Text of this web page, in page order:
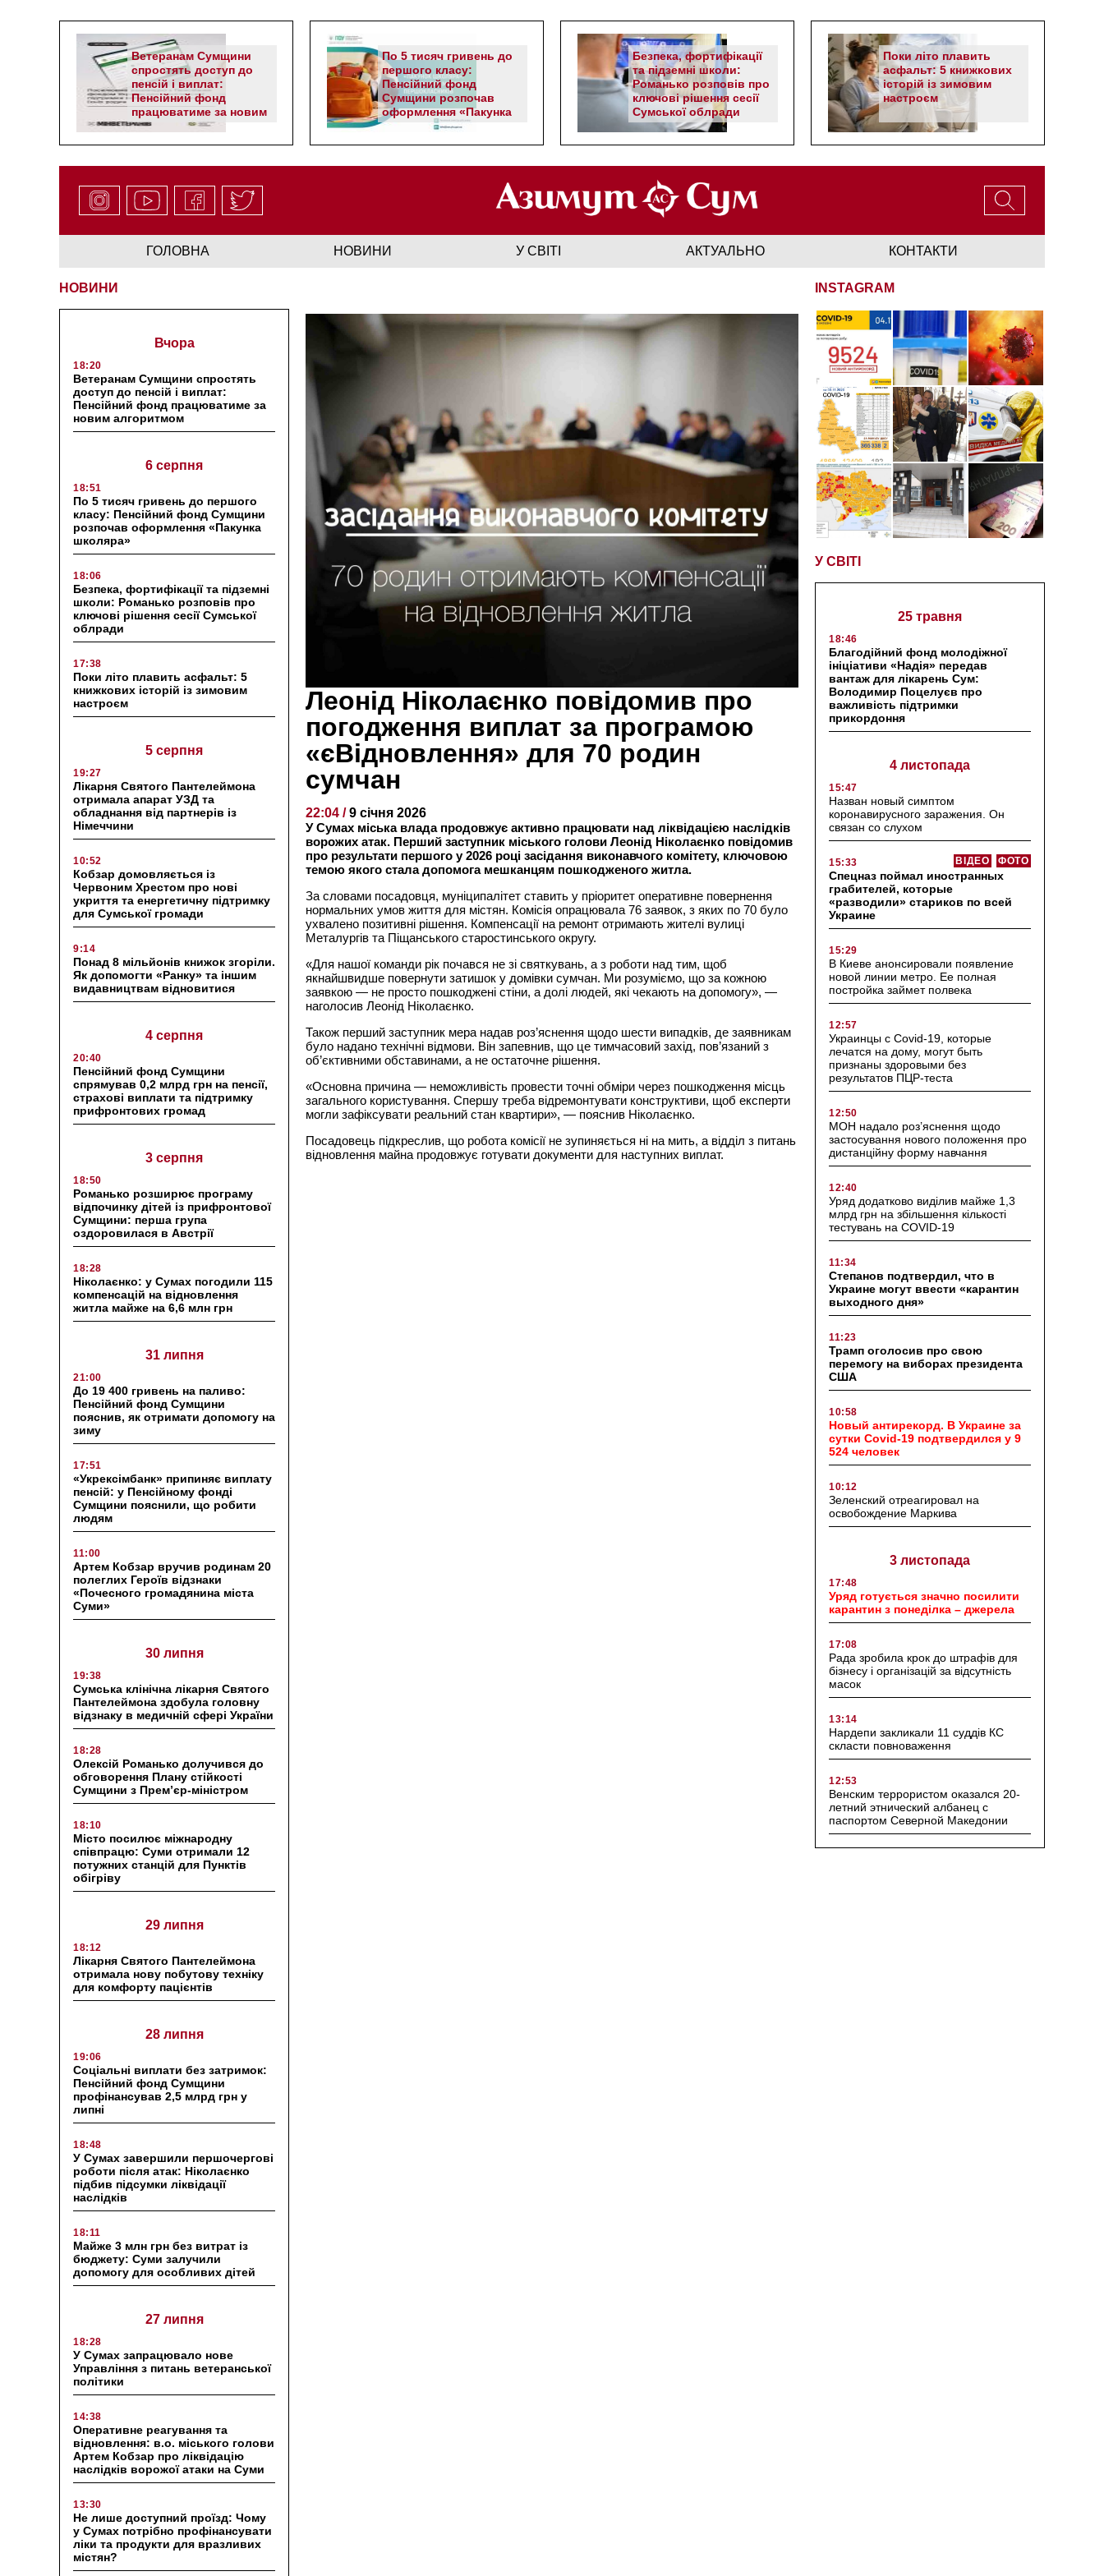
Ветеранам Сумщини
спростять доступ до
пенсій і виплат:
Пенсійний фонд
працюватиме за новим
алгоритмом
По 5 тисяч гривень до
першого класу:
Пенсійний фонд
Сумщини розпочав
оформлення «Пакунка
школяра»
Безпека, фортифікації
та підземні школи:
Романько розповів про
ключові рішення сесії
Сумської облради
Поки літо плавить
асфальт: 5 книжкових
історій із зимовим
настроєм
ГОЛОВНА НОВИНИ У СВІТІ АКТУАЛЬНО КОНТАКТИ
НОВИНИ
Вчора
18:20
Ветеранам Сумщини спростять
доступ до пенсій і виплат:
Пенсійний фонд працюватиме за
новим алгоритмом
6 серпня
18:51
По 5 тисяч гривень до першого
класу: Пенсійний фонд Сумщини
розпочав оформлення «Пакунка
школяра»
18:06
Безпека, фортифікації та підземні
школи: Романько розповів про
ключові рішення сесії Сумської
облради
17:38
Поки літо плавить асфальт: 5
книжкових історій із зимовим
настроєм
5 серпня
19:27
Лікарня Святого Пантелеймона
отримала апарат УЗД та
обладнання від партнерів із
Німеччини
10:52
Кобзар домовляється із
Червоним Хрестом про нові
укриття та енергетичну підтримку
для Сумської громади
9:14
Понад 8 мільйонів книжок згоріли.
Як допомогти «Ранку» та іншим
видавництвам відновитися
4 серпня
20:40
Пенсійний фонд Сумщини
спрямував 0,2 млрд грн на пенсії,
страхові виплати та підтримку
прифронтових громад
3 серпня
18:50
Романько розширює програму
відпочинку дітей із прифронтової
Сумщини: перша група
оздоровилася в Австрії
18:28
Ніколаєнко: у Сумах погодили 115
компенсацій на відновлення
житла майже на 6,6 млн грн
31 липня
21:00
До 19 400 гривень на паливо:
Пенсійний фонд Сумщини
пояснив, як отримати допомогу на
зиму
17:51
«Укрексімбанк» припиняє виплату
пенсій: у Пенсійному фонді
Сумщини пояснили, що робити
людям
11:00
Артем Кобзар вручив родинам 20
полеглих Героїв відзнаки
«Почесного громадянина міста
Суми»
30 липня
19:38
Сумська клінічна лікарня Святого
Пантелеймона здобула головну
відзнаку в медичній сфері України
18:28
Олексій Романько долучився до
обговорення Плану стійкості
Сумщини з Прем’єр-міністром
18:10
Місто посилює міжнародну
співпрацю: Суми отримали 12
потужних станцій для Пунктів
обігріву
29 липня
18:12
Лікарня Святого Пантелеймона
отримала нову побутову техніку
для комфорту пацієнтів
28 липня
19:06
Соціальні виплати без затримок:
Пенсійний фонд Сумщини
профінансував 2,5 млрд грн у
липні
18:48
У Сумах завершили першочергові
роботи після атак: Ніколаєнко
підбив підсумки ліквідації
наслідків
18:11
Майже 3 млн грн без витрат із
бюджету: Суми залучили
допомогу для особливих дітей
27 липня
18:28
У Сумах запрацювало нове
Управління з питань ветеранської
політики
14:38
Оперативне реагування та
відновлення: в.о. міського голови
Артем Кобзар про ліквідацію
наслідків ворожої атаки на Суми
13:30
Не лише доступний проїзд: Чому
у Сумах потрібно профінансувати
ліки та продукти для вразливих
містян?
Леонід Ніколаєнко повідомив про
погодження виплат за програмою
«єВідновлення» для 70 родин
сумчан
22:04 /9 січня 2026
У Сумах міська влада продовжує активно працювати над ліквідацією наслідків
ворожих атак. Перший заступник міського голови Леонід Ніколаєнко повідомив
про результати першого у 2026 році засідання виконавчого комітету, ключовою
темою якого стала допомога мешканцям пошкодженого житла.
За словами посадовця, муніципалітет ставить у пріоритет оперативне повернення
нормальних умов життя для містян. Комісія опрацювала 76 заявок, з яких по 70 було
ухвалено позитивні рішення. Компенсації на ремонт отримають жителі вулиці
Металургів та Піщанського старостинського округу.
«Для нашої команди рік почався не зі святкувань, а з роботи над тим, щоб
якнайшвидше повернути затишок у домівки сумчан. Ми розуміємо, що за кожною
заявкою — не просто пошкоджені стіни, а долі людей, які чекають на допомогу», —
наголосив Леонід Ніколаєнко.
Також перший заступник мера надав роз’яснення щодо шести випадків, де заявникам
було надано технічні відмови. Він запевнив, що це тимчасовий захід, пов’язаний з
об’єктивними обставинами, а не остаточне рішення.
«Основна причина — неможливість провести точні обміри через пошкодження місць
загального користування. Спершу треба відремонтувати конструктиви, щоб експерти
могли зафіксувати реальний стан квартири», — пояснив Ніколаєнко.
Посадовець підкреслив, що робота комісії не зупиняється ні на мить, а відділ з питань
відновлення майна продовжує готувати документи для наступних виплат.
INSTAGRAM
У СВІТІ
25 травня
18:46
Благодійний фонд молодіжної
ініціативи «Надія» передав
вантаж для лікарень Сум:
Володимир Поцелуєв про
важливість підтримки
прикордоння
4 листопада
15:47
Назван новый симптом
коронавирусного заражения. Он
связан со слухом
15:33 ФОТО
ВІДЕО
Спецназ поймал иностранных
грабителей, которые
«разводили» стариков по всей
Украине
15:29
В Киеве анонсировали появление
новой линии метро. Ее полная
постройка займет полвека
12:57
Украинцы с Covid-19, которые
лечатся на дому, могут быть
признаны здоровыми без
результатов ПЦР-теста
12:50
МОН надало роз’яснення щодо
застосування нового положення про
дистанційну форму навчання
12:40
Уряд додатково виділив майже 1,3
млрд грн на збільшення кількості
тестувань на COVID-19
11:34
Степанов подтвердил, что в
Украине могут ввести «карантин
выходного дня»
11:23
Трамп оголосив про свою
перемогу на виборах президента
США
10:58
Новый антирекорд. В Украине за
сутки Covid-19 подтвердился у 9
524 человек
10:12
Зеленский отреагировал на
освобождение Маркива
3 листопада
17:48
Уряд готується значно посилити
карантин з понеділка – джерела
17:08
Рада зробила крок до штрафів для
бізнесу і організацій за відсутність
масок
13:14
Нардепи закликали 11 суддів КС
скласти повноваження
12:53
Венским террористом оказался 20-
летний этнический албанец с
паспортом Северной Македонии